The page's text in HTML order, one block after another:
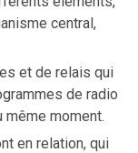
central,
et de relais qui
de radio
même moment.
en relation, qui